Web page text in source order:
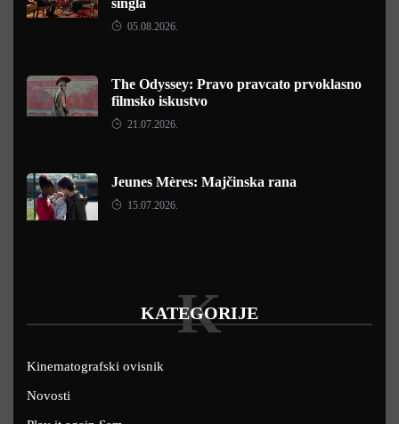
05.08.2026.
The Odyssey: Pravo pravcato prvoklasno
filmsko iskustvo
21.07.2026.
Jeunes Mères: Majčinska rana
15.07.2026.
KATEGORIJE
K
Kinematografski ovisnik
Novosti